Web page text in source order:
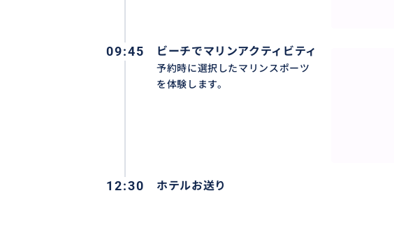
パラセーリング専門の会社なので、経験豊富なスタッフが
09:45 ビーチでマリンアクティビティ
予約時に選択したマリンスポーツ
を体験します。
12:30 ホテルお送り